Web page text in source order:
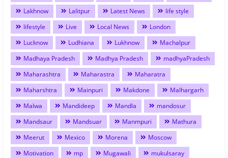
Lakhnow
Lalitpur Latest News
life style
lifestyle
Live Local News
London
Lucknow
Ludhiana Lukhnow
Machalpur
Madhaya Pradesh
Madhya Pradesh
madhyaPradesh
Maharashtra
Maharastra
Maharatra
Maharshtra
Mainpuri Makdone
Malhargarh
Malwa
Mandideep Mandla
mandosur
Mandsaur
Mandsuar Manmpuri
Mathura
Meerut
Mexico Morena
Moscow
Motivation
mp Mugawali
mukulsaray